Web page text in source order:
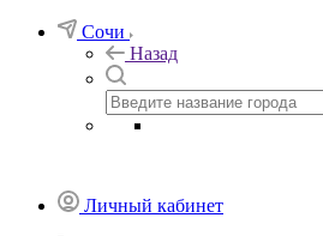
Сочи
Назад
Личный кабинет